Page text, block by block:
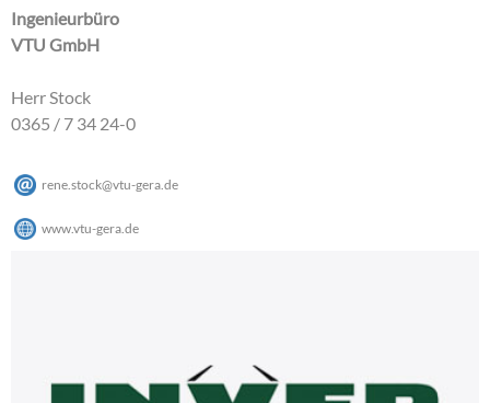
Ingenieurbüro
VTU GmbH
Herr Stock
0365 / 7 34 24-0
rene.stock@vtu-gera de
www.vtu-gera.de